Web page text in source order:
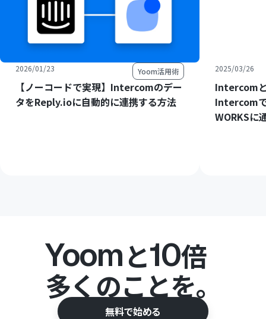
2026/01/23 Yoom活用術
【ノーコードで実現】Intercomのデー
タをReply.ioに自動的に連携する方法
2025/03/26
Intercom
Intercom
WORKSに
Yoomと10倍
多くのことを。
無料で始める